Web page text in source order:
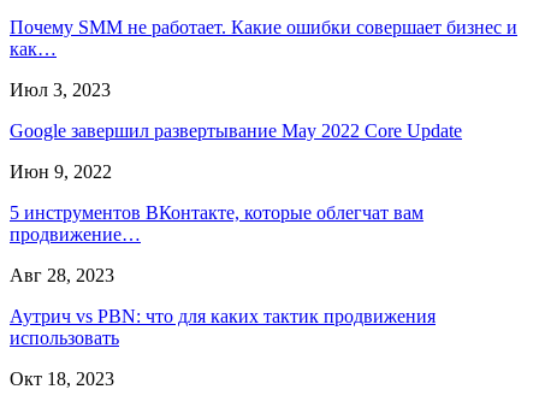
Почему SMM не работает. Какие ошибки совершает бизнес и
как…
Июл 3, 2023
Google завершил развертывание May 2022 Core Update
Июн 9, 2022
5 инструментов ВКонтакте, которые облегчат вам
продвижение…
Авг 28, 2023
Аутрич vs PBN: что для каких тактик продвижения
использовать
Окт 18, 2023